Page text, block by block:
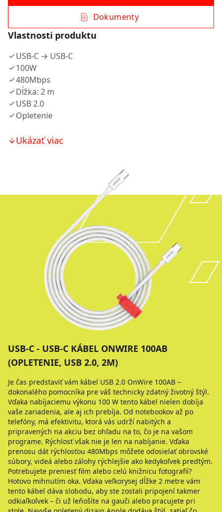
Dokumenty
Vlastnosti produktu
USB-C → USB-C
100W
480Mbps
Dĺžka: 2 m
USB 2.0
Opletenie
Ukázať viac
USB-C - USB-C KÁBEL ONWIRE 100AB
(OPLETENIE, USB 2.0, 2M)
Je čas predstaviť vám kábel USB 2.0 OnWire 100AB –
dokonalého pomocníka pre váš technicky zdatný životný štýl.
Vďaka nabíjaciemu výkonu 100 W tento kábel nielen dobíja
vaše zariadenia, ale aj ich prebíja. Od notebookov až po
telefóny, má efektivitu, ktorá vás udrží nabitých a
pripravených na akciu bez ohľadu na to, čo je na vašom
programe. Rýchlosť však nie je len na nabíjanie. Vďaka
prenosu dát rýchlosťou 480Mbps môžete odosielať obrovské
súbory, videá alebo zálohy rýchlejšie ako kedykoľvek predtým.
Potrebujete preniesť film alebo celú knižnicu fotografií?
Hotovo mihnutím oka. Vďaka veľkorysej dĺžke 2 metre vám
tento kábel dáva slobodu, aby ste zostali pripojení takmer
odkiaľkoľvek – či už leňošíte na gauči alebo pracujete pri